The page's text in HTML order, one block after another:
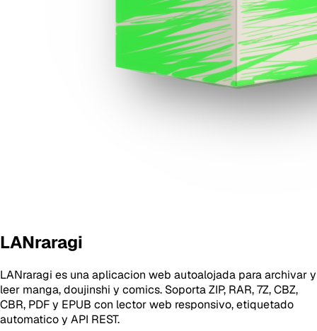
LANraragi
LANraragi es una aplicacion web autoalojada para archivar y
leer manga, doujinshi y comics. Soporta ZIP, RAR, 7Z, CBZ,
CBR, PDF y EPUB con lector web responsivo, etiquetado
automatico y API REST.